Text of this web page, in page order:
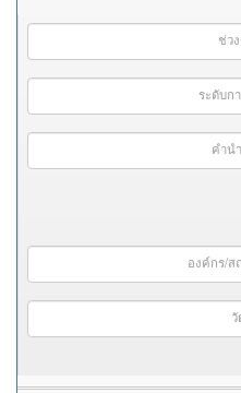
ช่ว
ระดับก
คำน
องค์กร/ส